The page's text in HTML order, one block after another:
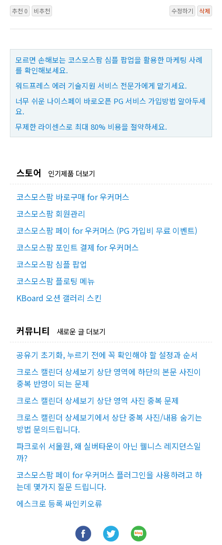
추천 0 비추천 수정하기 삭제
모르면 손해보는 코스모스팜 심플 팝업을 활용한 마케팅 사례
를 확인해보세요.
워드프레스 에러 기술지원 서비스 전문가에게 맡기세요.
너무 쉬운 나이스페이 바로오픈 PG 서비스 가입방법 알아두세
요.
무제한 라이센스로 최대 80% 비용을 절약하세요.
스토어 인기제품 더보기
코스모스팜 바로구매 for 우커머스
코스모스팜 회원관리
코스모스팜 페이 for 우커머스 (PG 가입비 무료 이벤트)
코스모스팜 포인트 결제 for 우커머스
코스모스팜 심플 팝업
코스모스팜 플로팅 메뉴
KBoard 오션 갤러리 스킨
커뮤니티 새로운 글 더보기
공유기 초기화, 누르기 전에 꼭 확인해야 할 설정과 순서
크로스 캘린더 상세보기 상단 영역에 하단의 본문 사진이
중복 반영이 되는 문제
크로스 캘린더 상세보기 상단 영역 사진 중복 문제
크로스 캘린더 상세보기에서 상단 중복 사진/내용 숨기는
방법 문의드립니다.
파크로쉬 서울원, 왜 실버타운이 아닌 웰니스 레지던스일
까?
코스모스팜 페이 for 우커머스 플러그인을 사용하려고 하
는데 몇가지 질문 드립니다.
에스크로 등록 싸인키오류